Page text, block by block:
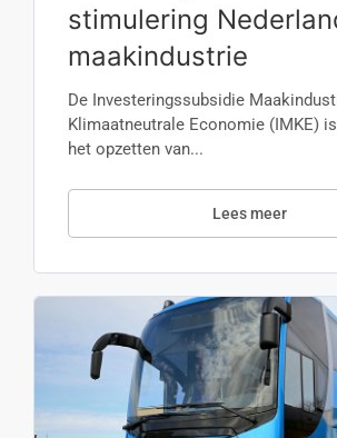
stimulering
maakindustrie
De Investeringssubsidie
Klimaatneutrale Economie (IMKE)
het opzetten van...
Lees meer